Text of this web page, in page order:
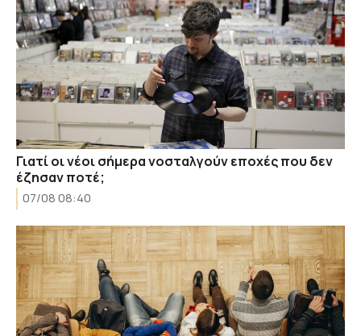
Γιατί οι νέοι σήμερα νοσταλγούν εποχές που δεν
έζησαν ποτέ;
07/08 08:40